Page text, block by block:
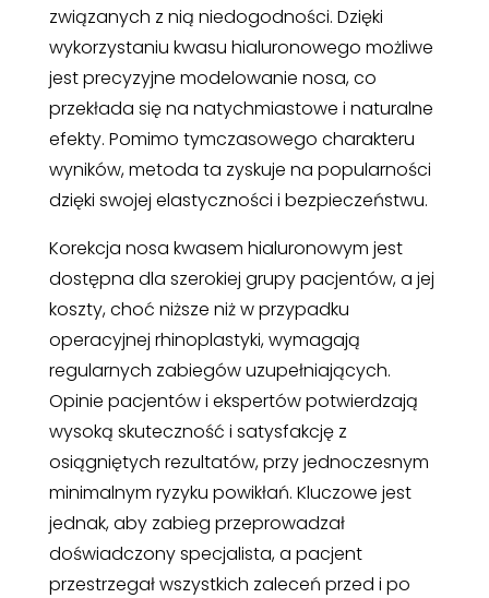
związanych z nią niedogodności. Dzięki
wykorzystaniu kwasu hialuronowego możliwe
jest precyzyjne modelowanie nosa, co
przekłada się na natychmiastowe i naturalne
efekty. Pomimo tymczasowego charakteru
wyników, metoda ta zyskuje na popularności
dzięki swojej elastyczności i bezpieczeństwu.
Korekcja nosa kwasem hialuronowym jest
dostępna dla szerokiej grupy pacjentów, a jej
koszty, choć niższe niż w przypadku
operacyjnej rhinoplastyki, wymagają
regularnych zabiegów uzupełniających.
Opinie pacjentów i ekspertów potwierdzają
wysoką skuteczność i satysfakcję z
osiągniętych rezultatów, przy jednoczesnym
minimalnym ryzyku powikłań. Kluczowe jest
jednak, aby zabieg przeprowadzał
doświadczony specjalista, a pacjent
przestrzegał wszystkich zaleceń przed i po